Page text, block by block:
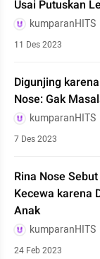
Usai Putuskan
kumparanHITS
11 Des 2023
Digunjing
Nose: Gak
kumparanHITS
7 Des 2023
Rina Nose
Kecewa karena
Anak
kumparanHITS
24 Feb 2023